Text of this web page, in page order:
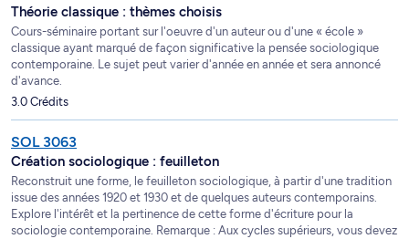
Théorie classique : thèmes choisis
Cours-séminaire portant sur l'oeuvre d'un auteur ou d'une « école »
classique ayant marqué de façon significative la pensée sociologique
contemporaine. Le sujet peut varier d'année en année et sera annoncé
d'avance.
3.0 Crédits
SOL 3063
Création sociologique : feuilleton
Reconstruit une forme, le feuilleton sociologique, à partir d'une tradition
issue des années 1920 et 1930 et de quelques auteurs contemporains.
Explore l'intérêt et la pertinence de cette forme d'écriture pour la
sociologie contemporaine. Remarque : Aux cycles supérieurs, vous devez